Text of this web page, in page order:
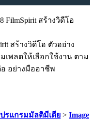
สร้างวิดีโอ ตัวอย่าง
พลตให้เลือกใช้งาน ตาม
อย่างมืออาชีพ
รแกรมมัลติมีเดีย > Image